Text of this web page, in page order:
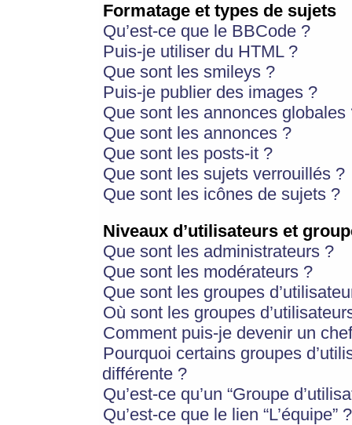
Formatage et types de sujets
Qu’est-ce que le BBCode ?
Puis-je utiliser du HTML ?
Que sont les smileys ?
Puis-je publier des images ?
Que sont les annonces globales
Que sont les annonces ?
Que sont les posts-it ?
Que sont les sujets verrouillés ?
Que sont les icônes de sujets ?
Niveaux d’utilisateurs et
Que sont les administrateurs ?
Que sont les modérateurs ?
Que sont les groupes
Où sont les groupes
Comment puis-je devenir un
Pourquoi certains groupes
différente ?
Qu’est-ce qu’un “Groupe
Qu’est-ce que le lien “L’équipe” ?